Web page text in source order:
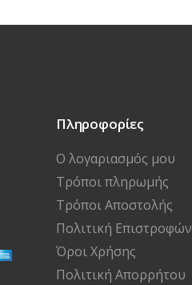
Πληροφορίες
Ο λογαριασμός μου
Τρόποι πληρωμής
Τρόποι Αποστολής
Πολιτική Επιστροφών
Όροι Χρήσης
Πολιτική Απορρήτου